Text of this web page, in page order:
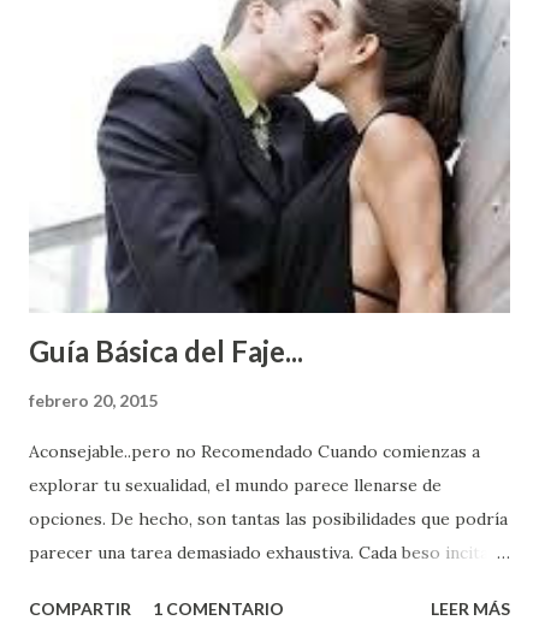
Guía Básica del Faje...
febrero 20, 2015
Aconsejable..pero no Recomendado Cuando comienzas a
explorar tu sexualidad, el mundo parece llenarse de
opciones. De hecho, son tantas las posibilidades que podría
parecer una tarea demasiado exhaustiva. Cada beso incita
partes de ti que jamás hubieras imaginado. El problema es
COMPARTIR 1 COMENTARIO LEER MÁS